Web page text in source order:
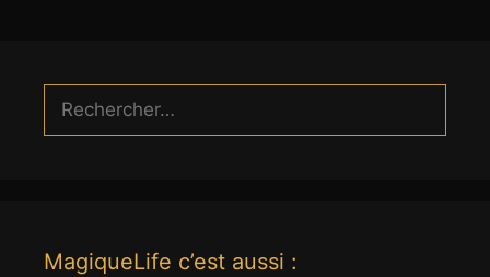
Rechercher :
MagiqueLife c’est aussi :